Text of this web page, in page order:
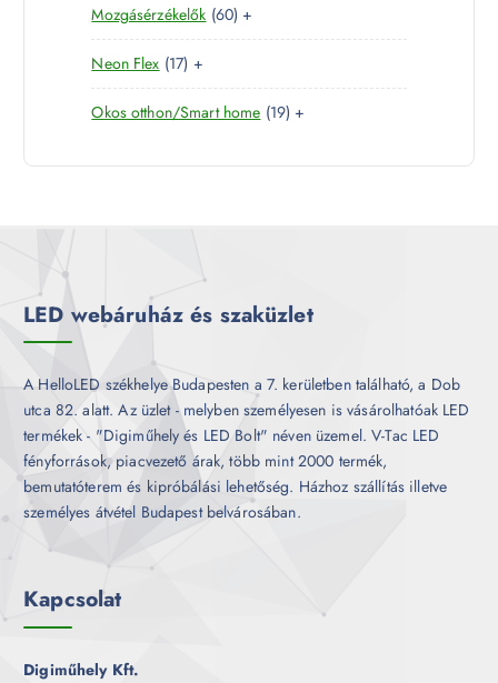
é
k
r
m
k
e
m
Mozgásérzékelők 606
0
e
r
é
+
Neon Flex 171
7
t
r
+
Okos otthon/Smart home 191
t
+
LED webáruház és szaküzlet
A HelloLED székhelye Budapesten a 7. kerületben található, a Dob
utca 82. alatt. Az üzlet - melyben személyesen is vásárolhatóak LED
termékek - "Digiműhely és LED Bolt" néven üzemel. V-Tac LED
fényforrások, piacvezető árak, több mint 2000 termék,
bemutatóterem és kipróbálási lehetőség. Házhoz szállítás illetve
személyes átvétel Budapest belvárosában.
Kapcsolat
Digiműhely Kft.